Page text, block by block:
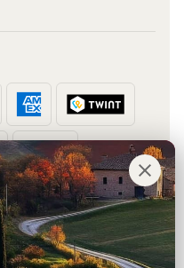
Facture